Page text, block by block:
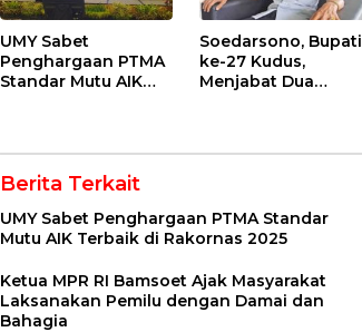
UMY Sabet
Penghargaan PTMA
Standar Mutu AIK
Soedarsono, Bupati
ke-27 Kudus,
Menjabat Dua
Berita Terkait
UMY Sabet Penghargaan PTMA Standar
Mutu AIK Terbaik di Rakornas 2025
Ketua MPR RI Bamsoet Ajak Masyarakat
Laksanakan Pemilu dengan Damai dan
Bahagia